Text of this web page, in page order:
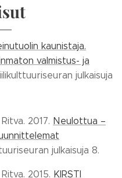
kaunistaja.
valmistus- ja
julkaisuja
2017. Neulottua –
julkaisuja 8.
2015. KIRSTI